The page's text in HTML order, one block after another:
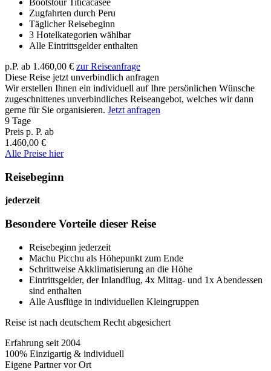
Zugfahrten durch Peru
Täglicher Reisebeginn
3 Hotelkategorien wählbar
Alle Eintrittsgelder enthalten
p.P. ab 1.460,00 € zur Reiseanfrage
Diese Reise jetzt unverbindlich anfragen
Wir erstellen Ihnen ein individuell auf Ihre persönlichen Wünsche
zugeschnittenes unverbindliches Reiseangebot, welches wir dann
gerne für Sie organisieren. Jetzt anfragen
9 Tage
Preis p. P. ab
1.460,00 €
Alle Preise hier
Reisebeginn
jederzeit
Besondere Vorteile dieser Reise
Reisebeginn jederzeit
Machu Picchu als Höhepunkt zum Ende
Schrittweise Akklimatisierung an die Höhe
Eintrittsgelder, der Inlandflug, 4x Mittag- und 1x Abendessen
sind enthalten
Alle Ausflüge in individuellen Kleingruppen
Reise ist nach deutschem Recht abgesichert
Erfahrung seit 2004
100% Einzigartig & individuell
Eigene Partner vor Ort